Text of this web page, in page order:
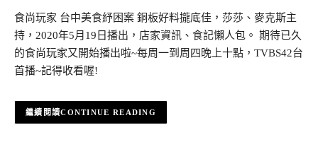
食尚玩家 台中美食紓困案 銅板好料攏底佳，莎莎、麥克斯主
持，2020年5月19日播出，店家資訊、食記懶人包。 期待已久
的食尚玩家又開始播出啦~每周一到周四晚上十點，TVBS42台
首播~記得收看喔!
CONTINUE READING